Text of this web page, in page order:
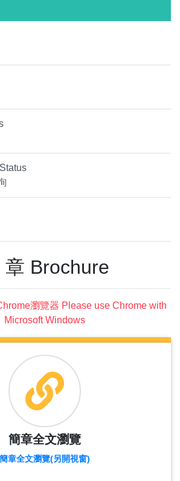
章 Brochure
瀏覽器 Please use Chrome with
Microsoft Windows
簡章全文瀏覽
簡章全文瀏覽(另開視窗)